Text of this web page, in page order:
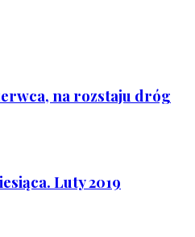
na rozstaju dróg
Luty 2019